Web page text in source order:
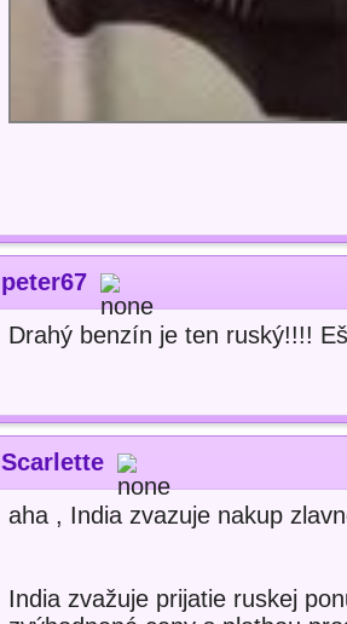
peter67
Drahý benzín je ten ruský!!!!
Scarlette
aha , India zvazuje nakup
India zvažuje prijatie ruskej